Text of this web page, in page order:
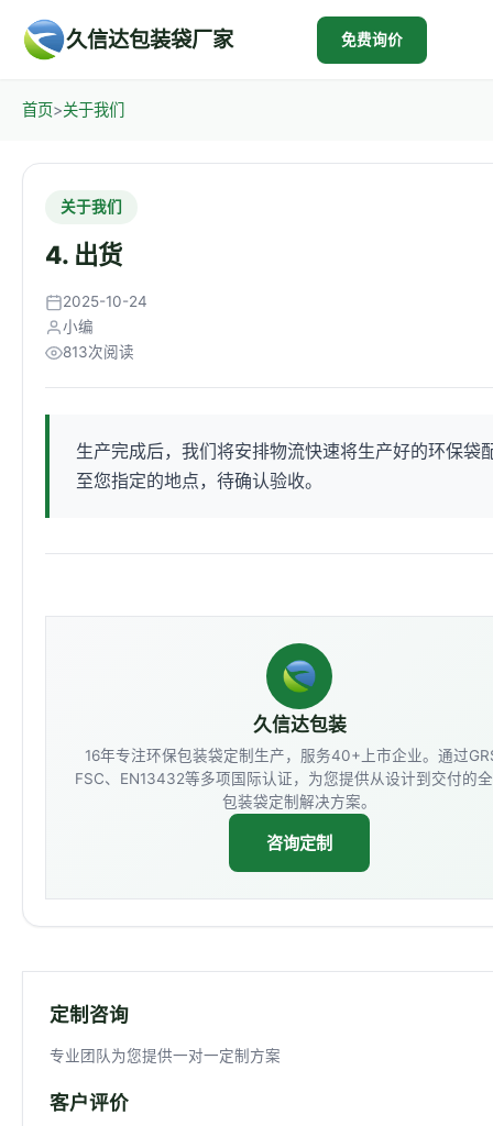
久信达包装袋厂家 免费询价
首页>关于我们
关于我们
4. 出货
2025-10-24
小编
813次阅读
生产完成后，我们将安排物流快速将生产好的环保袋
至您指定的地点，待确认验收。
久信达包装
16年专注环保包装袋定制生产，服务40+上市企业。通过
FSC、EN13432等多项国际认证，为您提供从设计到交付的
包装袋定制解决方案。
咨询定制
定制咨询
专业团队为您提供一对一定制方案
客户评价